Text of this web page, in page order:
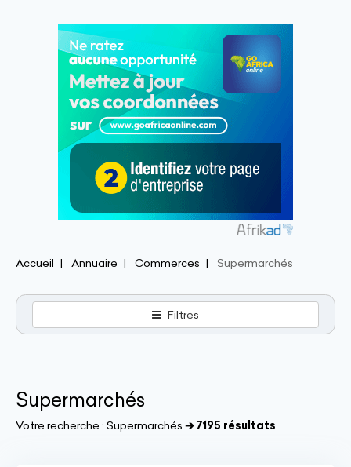
Accueil Annuaire Commerces Supermarchés
Filtres
Supermarchés
Votre recherche : Supermarchés ➔ 7195 résultats